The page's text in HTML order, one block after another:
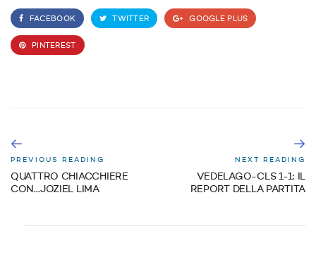
FACEBOOK TWITTER GOOGLE PLUS
PINTEREST
PREVIOUS READING
QUATTRO CHIACCHIERE
CON…JOZIEL LIMA
NEXT READING
VEDELAGO-CLS 1-1: IL
REPORT DELLA PARTITA